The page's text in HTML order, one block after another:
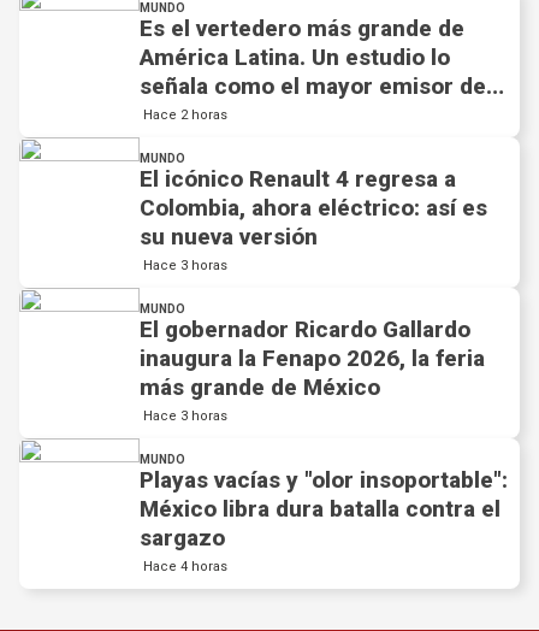
MUNDO
Es el vertedero más grande de
América Latina. Un estudio lo
señala como el mayor emisor de
metano del planeta
Hace 2 horas
MUNDO
El icónico Renault 4 regresa a
Colombia, ahora eléctrico: así es
su nueva versión
Hace 3 horas
MUNDO
​El gobernador Ricardo Gallardo
inaugura la Fenapo 2026, la feria
más grande de México
Hace 3 horas
MUNDO
Playas vacías y "olor insoportable":
México libra dura batalla contra el
sargazo
Hace 4 horas